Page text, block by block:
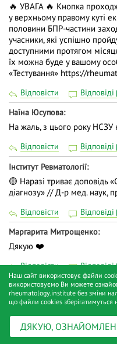
🔥 УВАГА 🔥 Кнопка
у верхньому правому куті
половини БПР-частини
учасники, які успішно
доступними протягом
їх можна буде у вашому
«Тестування» https://
Відповісти Відповіді
Наїна Юсупова
На жаль, з цього року НСЗУ
Відповісти Відповіді
Iнститут Ревматології
🟡 Наразі триває доповідь
діагнозу» // Д-р мед. наук,
Відповісти Відповіді
Маргарита Митрощенко
Дякую ❤️
Відповісти Відповіді
Людмила Плис
👍
Відповісти Відповіді
Ірина Гурбич
Наш сайт використовує файли
використовуємо Ви можете
rheumatology.institute без зміни
що файли cookies зберігатимуться
ДЯКУЮ,